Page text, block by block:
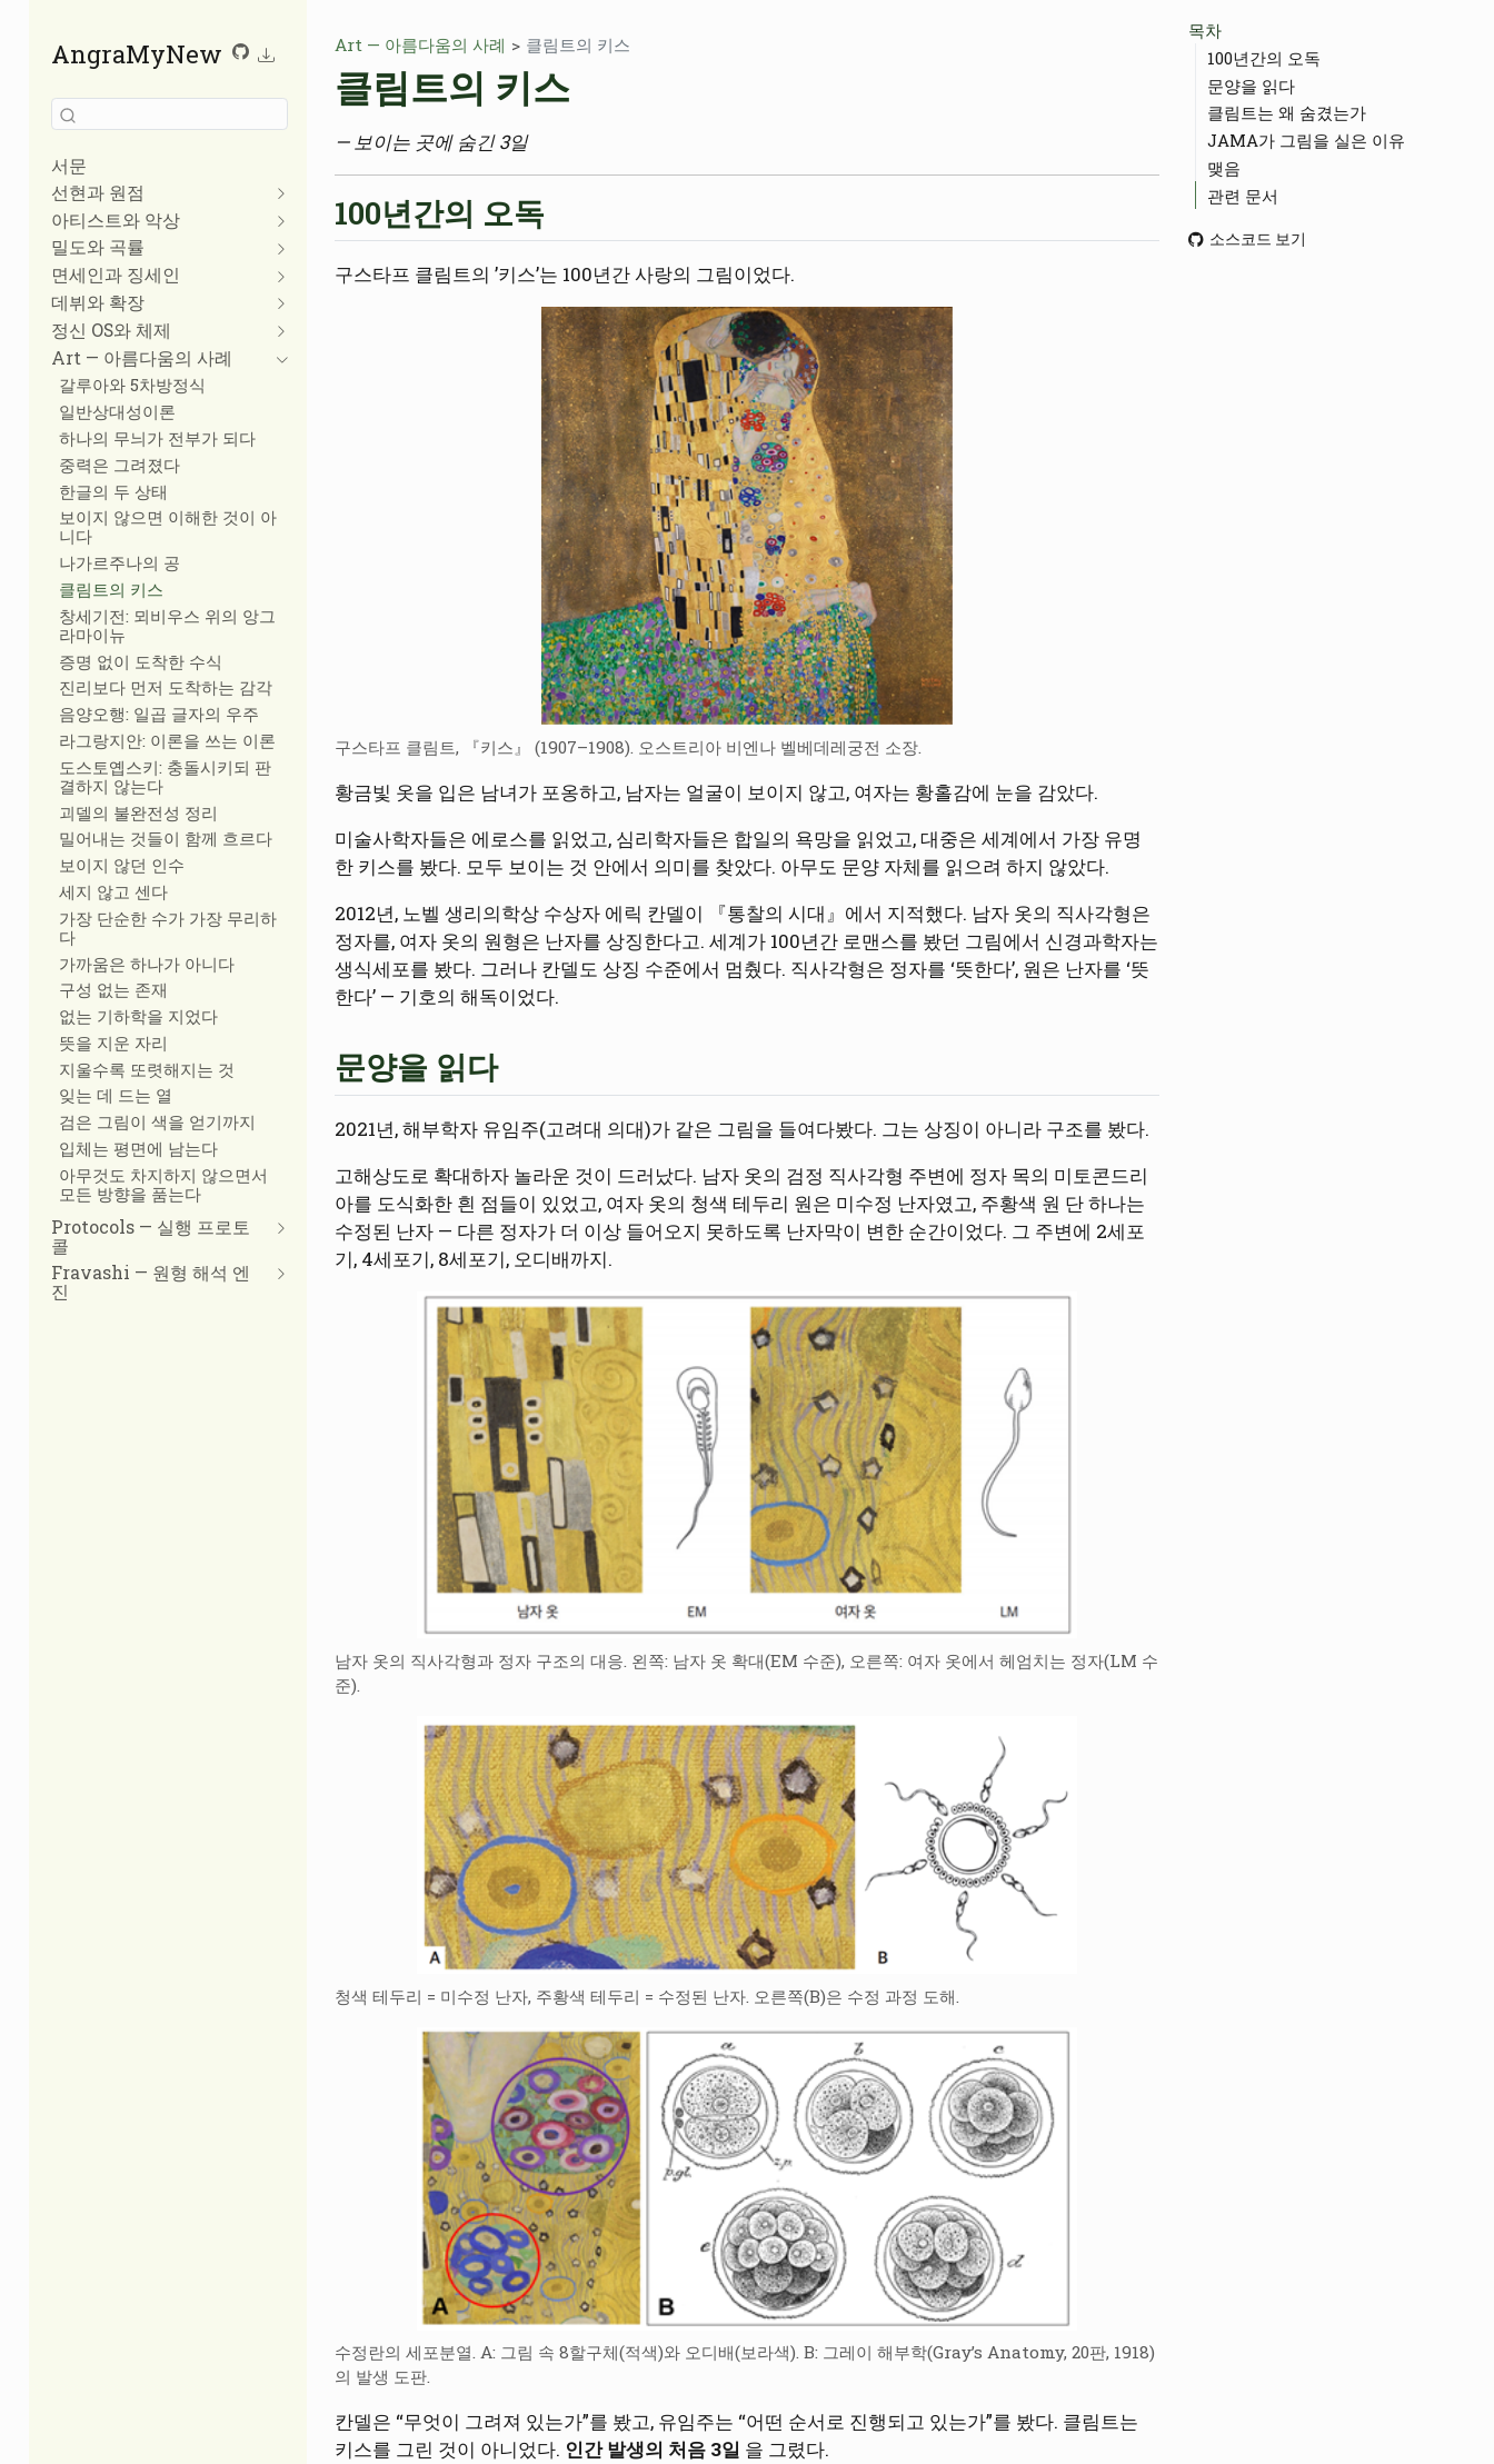
AngraMyNew
서문
선현과 원점
아티스트와 악상
밀도와 곡률
면세인과 징세인
데뷔와 확장
정신 OS와 체제
Art — 아름다움의 사례
갈루아와 5차방정식
일반상대성이론
하나의 무늬가 전부가 되다
중력은 그려졌다
한글의 두 상태
보이지 않으면 이해한 것이 아
니다
나가르주나의 공
클림트의 키스
창세기전: 뫼비우스 위의 앙그
라마이뉴
증명 없이 도착한 수식
진리보다 먼저 도착하는 감각
음양오행: 일곱 글자의 우주
라그랑지안: 이론을 쓰는 이론
도스토옙스키: 충돌시키되 판
결하지 않는다
괴델의 불완전성 정리
밀어내는 것들이 함께 흐르다
보이지 않던 인수
세지 않고 센다
가장 단순한 수가 가장 무리하
다
가까움은 하나가 아니다
구성 없는 존재
없는 기하학을 지었다
뜻을 지운 자리
지울수록 또렷해지는 것
잊는 데 드는 열
검은 그림이 색을 얻기까지
입체는 평면에 남는다
아무것도 차지하지 않으면서
모든 방향을 품는다
Protocols — 실행 프로토
콜
Fravashi — 원형 해석 엔
진
목차
100년간의 오독
문양을 읽다
클림트는 왜 숨겼는가
JAMA가 그림을 실은 이유
맺음
관련 문서
소스코드 보기
Art — 아름다움의 사례 클림트의 키스
클림트의 키스
— 보이는 곳에 숨긴 3일
100년간의 오독
구스타프 클림트의 ’키스’는 100년간 사랑의 그림이었다.
구스타프 클림트, 『키스』 (1907–1908). 오스트리아 비엔나 벨베데레궁전 소장.
황금빛 옷을 입은 남녀가 포옹하고, 남자는 얼굴이 보이지 않고, 여자는 황홀감에 눈을 감았다.
미술사학자들은 에로스를 읽었고, 심리학자들은 합일의 욕망을 읽었고, 대중은 세계에서 가장 유명
한 키스를 봤다. 모두 보이는 것 안에서 의미를 찾았다. 아무도 문양 자체를 읽으려 하지 않았다.
2012년, 노벨 생리의학상 수상자 에릭 칸델이 『통찰의 시대』에서 지적했다. 남자 옷의 직사각형은
정자를, 여자 옷의 원형은 난자를 상징한다고. 세계가 100년간 로맨스를 봤던 그림에서 신경과학자는
생식세포를 봤다. 그러나 칸델도 상징 수준에서 멈췄다. 직사각형은 정자를 ‘뜻한다’, 원은 난자를 ‘뜻
한다’ — 기호의 해독이었다.
문양을 읽다
2021년, 해부학자 유임주(고려대 의대)가 같은 그림을 들여다봤다. 그는 상징이 아니라 구조를 봤다.
고해상도로 확대하자 놀라운 것이 드러났다. 남자 옷의 검정 직사각형 주변에 정자 목의 미토콘드리
아를 도식화한 흰 점들이 있었고, 여자 옷의 청색 테두리 원은 미수정 난자였고, 주황색 원 단 하나는
수정된 난자 — 다른 정자가 더 이상 들어오지 못하도록 난자막이 변한 순간이었다. 그 주변에 2세포
기, 4세포기, 8세포기, 오디배까지.
남자 옷의 직사각형과 정자 구조의 대응. 왼쪽: 남자 옷 확대(EM 수준), 오른쪽: 여자 옷에서 헤엄치는 정자(LM 수
준).
청색 테두리 = 미수정 난자, 주황색 테두리 = 수정된 난자. 오른쪽(B)은 수정 과정 도해.
수정란의 세포분열. A: 그림 속 8할구체(적색)와 오디배(보라색). B: 그레이 해부학(Gray’s Anatomy, 20판, 1918)
의 발생 도판.
칸델은 “무엇이 그려져 있는가”를 봤고, 유임주는 “어떤 순서로 진행되고 있는가”를 봤다. 클림트는
키스를 그린 것이 아니었다. 인간 발생의 처음 3일 을 그렸다.